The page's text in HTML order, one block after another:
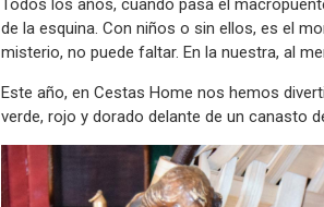
Todos los años, cuando pasa el
de la esquina. Con niños o sin ellos, es el
misterio, no puede faltar. En la nuestra, al
Este año, en Cestas Home nos hemos
verde, rojo y dorado delante de un canasto